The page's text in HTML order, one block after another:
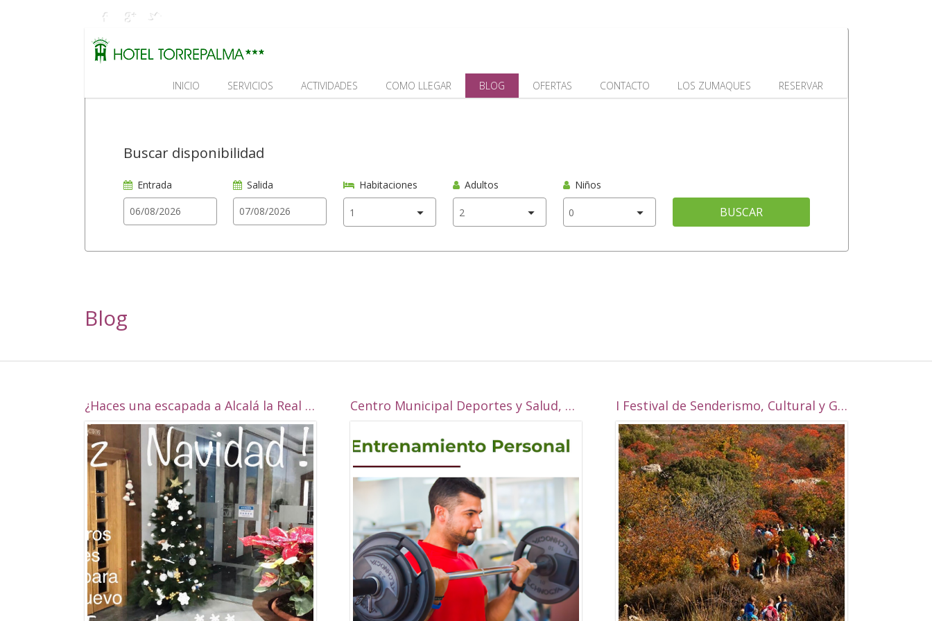
INICIO SERVICIOS ACTIVIDADES COMO LLEGAR BLOG OFERTAS CONTACTO LOS ZUMAQUES RESERVAR
Buscar disponibilidad
Entrada Salida Habitaciones Adultos Niños
BUSCAR
Blog
¿Haces una escapada a Alcalá la Real esta navidad? Centro Municipal Deportes y Salud, Alcalá la Real I Festival de Senderismo, Cultural y Gastronómico de Alcalá la Real